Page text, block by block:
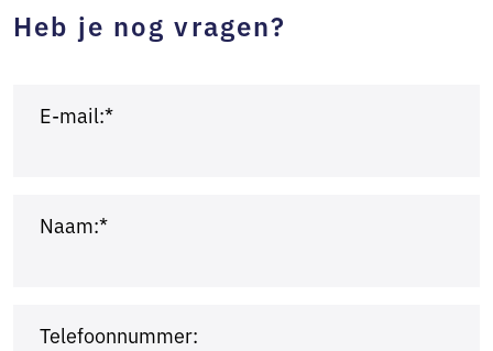
Heb je nog vragen?
E-mail:*
Naam:*
Telefoonnummer: